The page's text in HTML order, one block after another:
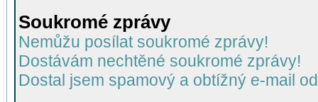
Soukromé zprávy
Nemůžu posílat soukromé zprávy!
Dostávám nechtěné soukromé zprávy!
Dostal jsem spamový a obtížný e-mail